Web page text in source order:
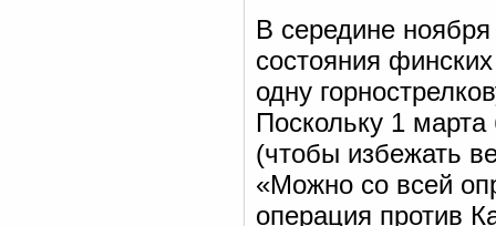
В середине
состояния
одну
Поскольку 1
(чтобы избежать
«Можно со всей
операция против